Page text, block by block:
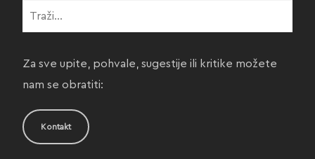
Za sve upite, pohvale, sugestije ili kritike možete
nam se obratiti:
Kontakt